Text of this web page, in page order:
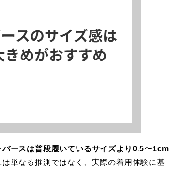
バースは普段履いているサイズより0.5〜1cm
単なる推測ではなく、実際の着用体験に基